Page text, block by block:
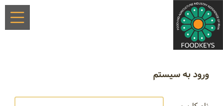
ورود به سیستم